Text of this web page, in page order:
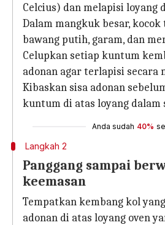
Celcius) dan melapisi loyang
Dalam mangkuk besar,
bawang putih, garam, dan
Celupkan setiap kuntum
adonan agar terlapisi secara
Kibaskan sisa adonan
kuntum di atas loyang dalam
Anda sudah 40%
Langkah 2
Panggang sampai
keemasan
Tempatkan kembang kol
adonan di atas loyang oven